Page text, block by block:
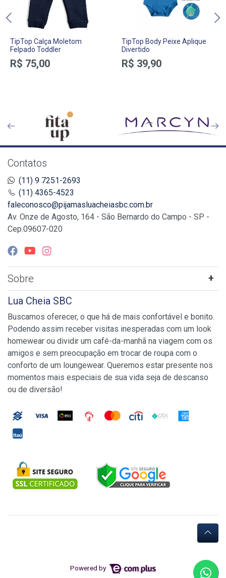
TipTop Calça Moletom
Felpado Toddler
R$ 75,00
TipTop Body Peixe Aplique
Divertido
R$ 39,90
Contatos
(11) 9 7251-2693
(11) 4365-4523
faleconosco@pijamasluacheiasbc.com.br
Av. Onze de Agosto, 164 - São Bernardo do Campo - SP -
Cep.09607-020
Sobre
Lua Cheia SBC
Buscamos oferecer, o que há de mais confortável e bonito.
Podendo assim receber visitas inesperadas com um look
homewear ou dividir um café-da-manhã na viagem com os
amigos e sem preocupação em trocar de roupa com o
conforto de um loungewear. Queremos estar presente nos
momentos mais especiais de sua vida seja de descanso
ou de diversão!
Powered by